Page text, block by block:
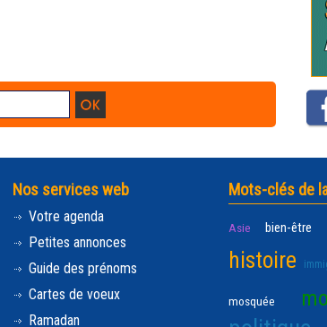
Nos services web
Votre agenda
Petites annonces
Guide des prénoms
Cartes de voeux
Ramadan
Mots-clés de
Asie bien-être
histoire
mosquée